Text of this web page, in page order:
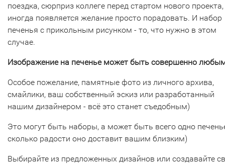
поездка, сюрприз коллеге перед стартом нового
иногда появляется желание просто порадовать. И набор
печенья с прикольным рисунком - то, что нужно в этом
случае.
Изображение на печенье может быть совершенно
Особое пожелание, памятные фото из личного архива,
смайлики, ваш собственный эскиз или разработанный
нашим дизайнером - всё это станет съедобным)
Это могут быть наборы, а может быть всего одно
сколько радости оно доставит вашим близким)
Выбирайте из предложенных дизайнов или создавайте